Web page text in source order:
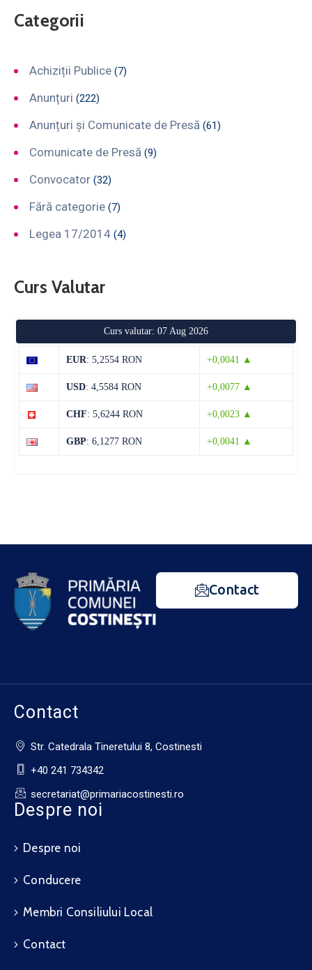
Categorii
Achiziții Publice (7)
Anunțuri (222)
Anunțuri și Comunicate de Presă (61)
Comunicate de Presă (9)
Convocator (32)
Fără categorie (7)
Legea 17/2014 (4)
Curs Valutar
Curs valutar: 07 Aug 2026
EUR: 5,2554 RON +0,0041 ▲
USD: 4,5584 RON +0,0077 ▲
CHF: 5,6244 RON +0,0023 ▲
GBP: 6,1277 RON +0,0041 ▲
Contact
Contact
Str. Catedrala Tineretului 8, Costinesti
+40 241 734342
secretariat@primariacostinesti.ro​
Despre noi
Despre noi
Conducere
Membri Consiliului Local
Contact